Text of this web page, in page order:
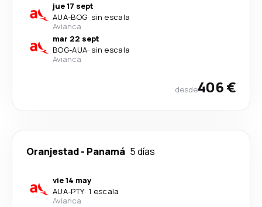
jue 17 sept
AUA-BOG· sin escala
Avianca
mar 22 sept
BOG-AUA· sin escala
Avianca
desde406 €
Oranjestad- Panamá 5 días
vie 14 may
AUA-PTY· 1 escala
Avianca